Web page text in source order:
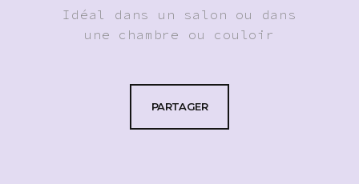
Idéal dans un salon ou dans
une chambre ou couloir
PARTAGER